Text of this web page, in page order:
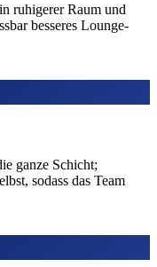
ruhigerer Raum und
besseres Lounge-
ganze Schicht;
sodass das Team